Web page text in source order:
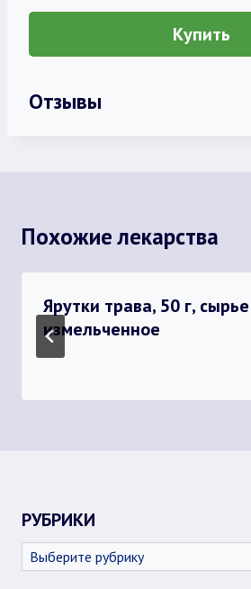
Купить
Отзывы
Похожие лекарства
Ярутки трава, 50 г, сырье
измельченное
РУБРИКИ
Рубрики